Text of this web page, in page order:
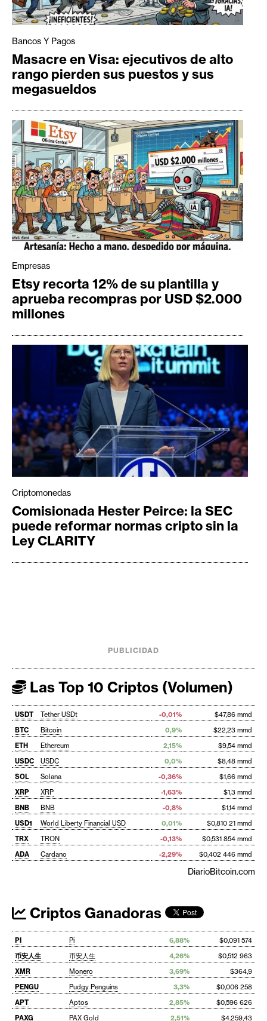
Bancos Y Pagos
Masacre en Visa: ejecutivos de alto
rango pierden sus puestos y sus
megasueldos
Empresas
Etsy recorta 12% de su plantilla y
aprueba recompras por USD $2.000
millones
Criptomonedas
Comisionada Hester Peirce: la SEC
puede reformar normas cripto sin la
Ley CLARITY
PUBLICIDAD
Las Top 10 Criptos (Volumen)
USDT Tether USDt -0,01%
$47,86 mmd
BTC
Bitcoin 0,9%
$22,23 mmd
ETH
Ethereum 2,15%
$9,54 mmd
USDC
USDC 0,0%
$8,48 mmd
SOL
Solana -0,36%
$1,66 mmd
XRP
XRP -1,63%
$1,3 mmd
BNB
BNB -0,8%
$1,14 mmd
USD1
World Liberty Financial USD 0,01%
$0,810 21 mmd
TRX
TRON -0,13%
$0,531 854 mmd
ADA
Cardano -2,29% $0,402 446 mmd
DiarioBitcoin.com
Criptos Ganadoras
PI Pi 6,88%
$0,091 574
币安人生
币安人生 4,26%
$0,512 963
XMR
Monero 3,69%
$364,9
PENGU
Pudgy Penguins 3,3%
$0,006 258
APT
Aptos 2,85%
$0,596 626
PAXG
PAX Gold 2,51% $4.259,43